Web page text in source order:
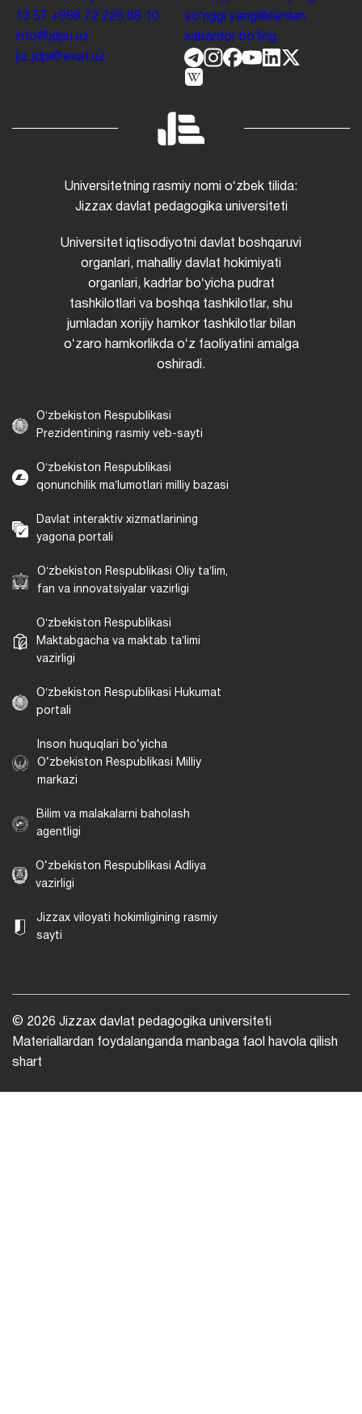
13 57 +998 72 226 68 10
info@jdpu.uz
jiz.jdpi@exat.uz
soʻnggi yangiliklardan
xabardor boʻling.
Universitetning rasmiy nomi oʻzbek tilida:
Jizzax davlat pedagogika universiteti
Universitet iqtisodiyotni davlat boshqaruvi
organlari, mahalliy davlat hokimiyati
organlari, kadrlar boʻyicha pudrat
tashkilotlari va boshqa tashkilotlar, shu
jumladan xorijiy hamkor tashkilotlar bilan
oʻzaro hamkorlikda oʻz faoliyatini amalga
oshiradi.
Oʻzbekiston Respublikasi
Prezidentining rasmiy veb-sayti
Oʻzbekiston Respublikasi
qonunchilik maʼlumotlari milliy bazasi
Davlat interaktiv xizmatlarining
yagona portali
Oʻzbekiston Respublikasi Oliy taʼlim,
fan va innovatsiyalar vazirligi
Oʻzbekiston Respublikasi
Maktabgacha va maktab taʼlimi
vazirligi
Oʻzbekiston Respublikasi Hukumat
portali
Inson huquqlari bo‘yicha
O‘zbekiston Respublikasi Milliy
markazi
Bilim va malakalarni baholash
agentligi
O‘zbekiston Respublikasi Adliya
vazirligi
Jizzax viloyati hokimligining rasmiy
sayti
© 2026 Jizzax davlat pedagogika universiteti
Materiallardan foydalanganda manbaga faol havola qilish
shart